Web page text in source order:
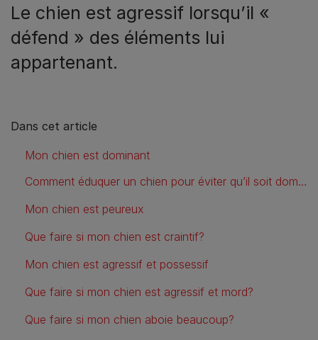
Le chien est agressif lorsqu’il «
défend » des éléments lui
appartenant.
Dans cet article
Mon chien est dominant
Comment éduquer un chien pour éviter qu’il soit dominant?
Mon chien est peureux
Que faire si mon chien est craintif?
Mon chien est agressif et possessif
Que faire si mon chien est agressif et mord?
Que faire si mon chien aboie beaucoup?